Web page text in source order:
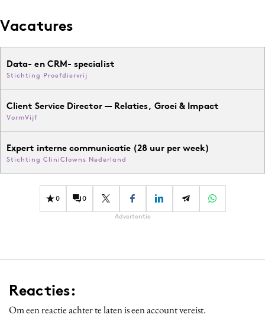
Vacatures
Data- en CRM- specialist
Stichting Proefdiervrij
Client Service Director — Relaties, Groei & Impact
VormVijf
Expert interne communicatie (28 uur per week)
Stichting CliniClowns Nederland
0 0
Advertentie
Reacties:
Om een reactie achter te laten is een account vereist.